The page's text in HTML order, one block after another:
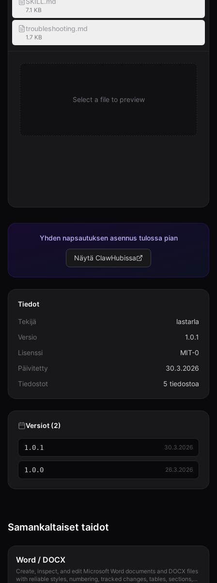
7.1 KB
troubleshooting.md
1.7 KB
Select a file to preview
Yhden napsautuksen asennus tulossa pian
Näytä ClawHubissa
Tiedot
Tekijä
lastarla
Versio
1.0.1
Lisenssi
MIT-0
Päivitetty
30.3.2026
Tiedostot
5 tiedostoa
Versiot (2)
1.0.1 30.3.2026
1.0.0 26.3.2026
Samankaltaiset taidot
Word / DOCX
Create, inspect, and edit Microsoft Word documents and DOCX files
with reliable styles, numbering, tracked changes, tables, sections,